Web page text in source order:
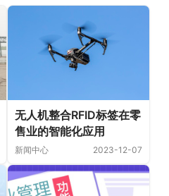
无人机整合RFID标签在零
售业的智能化应用
新闻中心 2023-12-07